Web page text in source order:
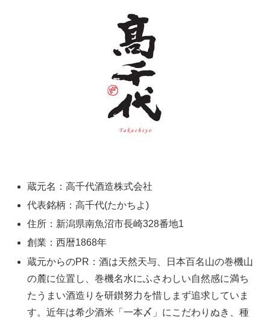
蔵元名：高千代酒造株式会社
代表銘柄：高千代(たかちよ)
住所：新潟県南魚沼市長崎328番地1
創業：西暦1868年
蔵元からのPR：酒は天然天与、日本百名山の巻機山
の麓に位置し、巻機名水にふさわしい自然感に満ち
たうまい酒造りを研鑚努力を惜しまず追求していま
す。近年は希少酒米「一本〆」にこだわりぬき、種